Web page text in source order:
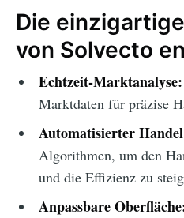
Die
von Solvecto
Echtzeit-Marktanalyse:
Marktdaten für präzise
Automatisierter
Algorithmen, um den
und die Effizienz zu
Anpassbare